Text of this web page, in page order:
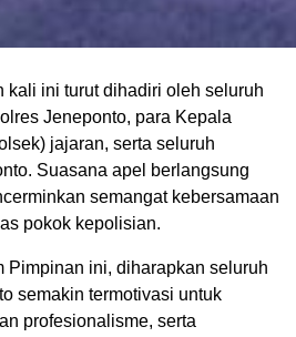
kali ini turut dihadiri oleh seluruh
Jeneponto, para Kepala
jajaran, serta seluruh
Suasana apel berlangsung
semangat kebersamaan
pokok kepolisian.
Pimpinan ini, diharapkan seluruh
semakin termotivasi untuk
profesionalisme, serta